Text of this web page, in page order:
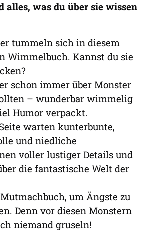
alles, was du über sie wissen
tummeln sich in diesem
Wimmelbuch. Kannst du sie
schon immer über Monster
– wunderbar wimmelig
Humor verpackt.
warten kunterbunte,
und niedliche
voller lustiger Details und
die fantastische Welt der
um Ängste zu
Denn vor diesen Monstern
niemand gruseln!